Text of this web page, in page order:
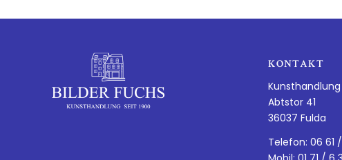
KONTAKT
Kunsthandlung
Abtstor 41
36037 Fulda
Telefon: 06 61